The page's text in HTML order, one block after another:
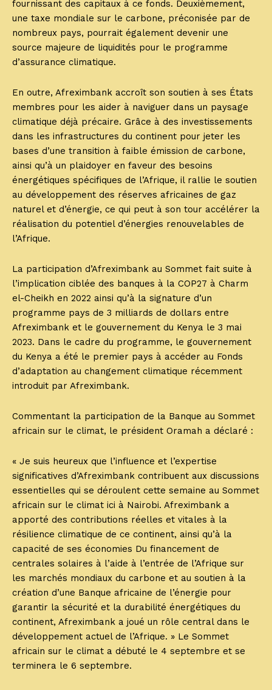
fournissant des capitaux à ce fonds. Deuxièmement,
une taxe mondiale sur le carbone, préconisée par de
nombreux pays, pourrait également devenir une
source majeure de liquidités pour le programme
d’assurance climatique.
En outre, Afreximbank accroît son soutien à ses États
membres pour les aider à naviguer dans un paysage
climatique déjà précaire. Grâce à des investissements
dans les infrastructures du continent pour jeter les
bases d’une transition à faible émission de carbone,
ainsi qu’à un plaidoyer en faveur des besoins
énergétiques spécifiques de l’Afrique, il rallie le soutien
au développement des réserves africaines de gaz
naturel et d’énergie, ce qui peut à son tour accélérer la
réalisation du potentiel d’énergies renouvelables de
l’Afrique.
La participation d’Afreximbank au Sommet fait suite à
l’implication ciblée des banques à la COP27 à Charm
el-Cheikh en 2022 ainsi qu’à la signature d’un
programme pays de 3 milliards de dollars entre
Afreximbank et le gouvernement du Kenya le 3 mai
2023. Dans le cadre du programme, le gouvernement
du Kenya a été le premier pays à accéder au Fonds
d’adaptation au changement climatique récemment
introduit par Afreximbank.
Commentant la participation de la Banque au Sommet
africain sur le climat, le président Oramah a déclaré :
« Je suis heureux que l’influence et l’expertise
significatives d’Afreximbank contribuent aux discussions
essentielles qui se déroulent cette semaine au Sommet
africain sur le climat ici à Nairobi. Afreximbank a
apporté des contributions réelles et vitales à la
résilience climatique de ce continent, ainsi qu’à la
capacité de ses économies Du financement de
centrales solaires à l’aide à l’entrée de l’Afrique sur
les marchés mondiaux du carbone et au soutien à la
création d’une Banque africaine de l’énergie pour
garantir la sécurité et la durabilité énergétiques du
continent, Afreximbank a joué un rôle central dans le
développement actuel de l’Afrique. » Le Sommet
africain sur le climat a débuté le 4 septembre et se
terminera le 6 septembre.